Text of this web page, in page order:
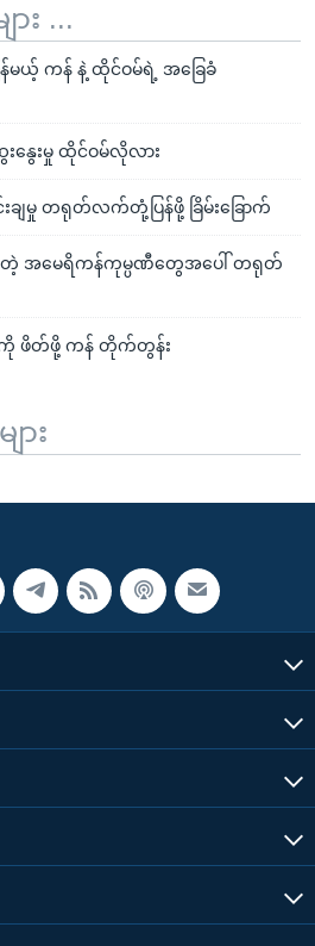
း ...
မယ့် ကန် နဲ့ ထိုင်ဝမ်ရဲ့ အခြေခံ
နွေးမှု ထိုင်ဝမ်လိုလား
ျမှု တရုတ်လက်တုံ့ပြန်ဖို့ ခြိမ်းခြောက်
တဲ့ အမေရိကန်ကုမ္ပဏီတွေအပေါ် တရုတ်
ကို ဖိတ်ဖို့ ကန် တိုက်တွန်း
ား